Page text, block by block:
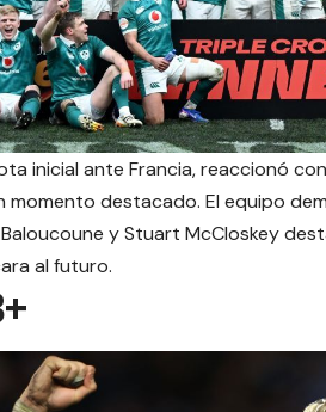
inicial ante Francia, reaccionó
momento destacado. El equipo
y Stuart McCloskey
al futuro.